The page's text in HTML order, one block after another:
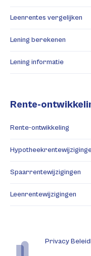
Leenrentes vergelijken
Lening berekenen
Lening informatie
Rente-
Rente-ontwikkeling
Spaarrentewijzigingen
Leenrentewijzigingen
Privacy Beleid